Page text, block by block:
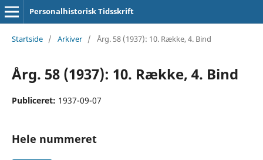
Personalhistorisk Tidsskrift
Startside / Arkiver / Årg. 58 (1937): 10. Række, 4. Bind
Årg. 58 (1937): 10. Række, 4. Bind
Publiceret: 1937-09-07
Hele nummeret